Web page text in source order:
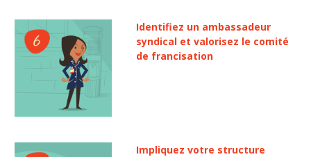
Identifiez un ambassadeur
syndical et valorisez le comité
de francisation
Impliquez votre structure